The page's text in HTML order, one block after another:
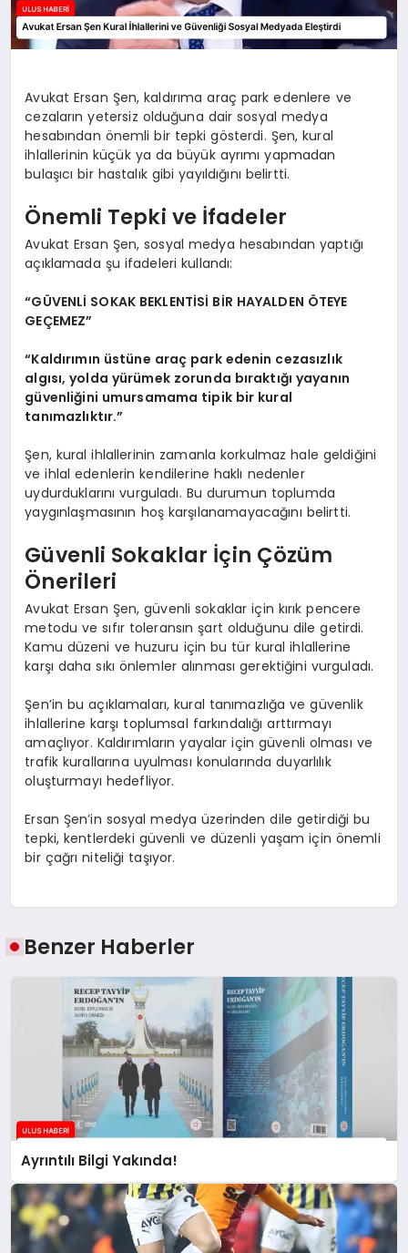
Avukat Ersan Şen, kaldırıma araç park edenlere ve
cezaların yetersiz olduğuna dair sosyal medya
hesabından önemli bir tepki gösterdi. Şen, kural
ihlallerinin küçük ya da büyük ayrımı yapmadan
bulaşıcı bir hastalık gibi yayıldığını belirtti.
Önemli Tepki ve İfadeler
Avukat Ersan Şen, sosyal medya hesabından yaptığı
açıklamada şu ifadeleri kullandı:
“GÜVENLİ SOKAK BEKLENTİSİ BİR HAYALDEN ÖTEYE
GEÇEMEZ”
“Kaldırımın üstüne araç park edenin cezasızlık
algısı, yolda yürümek zorunda bıraktığı yayanın
güvenliğini umursamama tipik bir kural
tanımazlıktır.”
Şen, kural ihlallerinin zamanla korkulmaz hale geldiğini
ve ihlal edenlerin kendilerine haklı nedenler
uydurduklarını vurguladı. Bu durumun toplumda
yaygınlaşmasının hoş karşılanamayacağını belirtti.
Güvenli Sokaklar İçin Çözüm
Önerileri
Avukat Ersan Şen, güvenli sokaklar için kırık pencere
metodu ve sıfır toleransın şart olduğunu dile getirdi.
Kamu düzeni ve huzuru için bu tür kural ihlallerine
karşı daha sıkı önlemler alınması gerektiğini vurguladı.
Şen’in bu açıklamaları, kural tanımazlığa ve güvenlik
ihlallerine karşı toplumsal farkındalığı arttırmayı
amaçlıyor. Kaldırımların yayalar için güvenli olması ve
trafik kurallarına uyulması konularında duyarlılık
oluşturmayı hedefliyor.
Ersan Şen’in sosyal medya üzerinden dile getirdiği bu
tepki, kentlerdeki güvenli ve düzenli yaşam için önemli
bir çağrı niteliği taşıyor.
Benzer Haberler
Ayrıntılı Bilgi Yakında!